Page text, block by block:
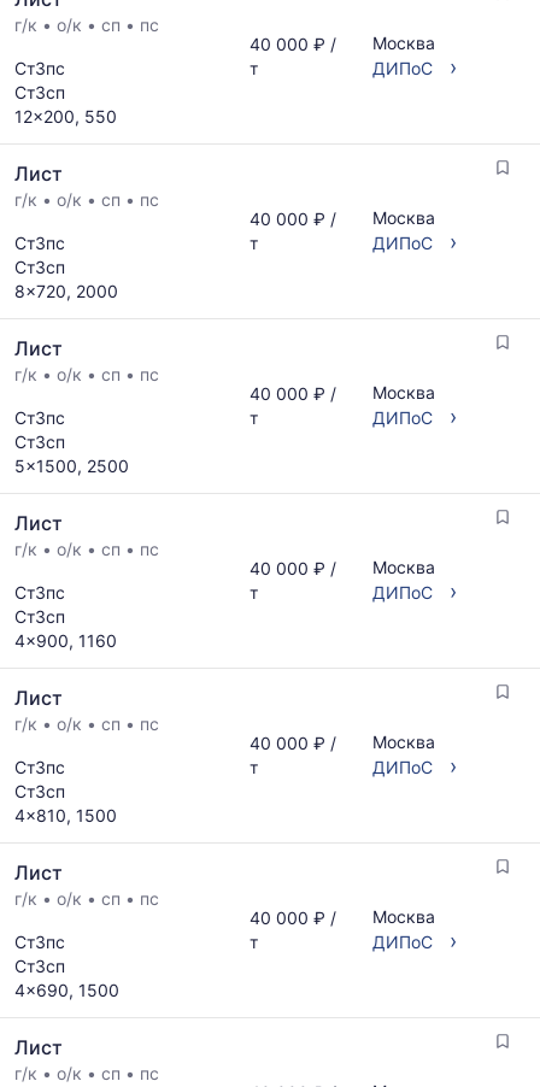
месяц.
Статистика
по
актуальным
предложениям
и
обновляется
по
обновления
прайс-
листов.
поставщиков
запросу
г/к • о/к • сп • пс
Ст3пс
Ст3сп
12x200, 550
40 000 ₽ /
т
Москва
ДИПоС
›
Лист
г/к • о/к • сп • пс
Ст3пс
Ст3сп
8x720, 2000
40 000 ₽ /
т
Москва
ДИПоС
›
Лист
г/к • о/к • сп • пс
Ст3пс
Ст3сп
5x1500, 2500
40 000 ₽ /
т
Москва
ДИПоС
›
Лист
г/к • о/к • сп • пс
Ст3пс
Ст3сп
4x900, 1160
40 000 ₽ /
т
Москва
ДИПоС
›
Лист
г/к • о/к • сп • пс
Ст3пс
Ст3сп
4x810, 1500
40 000 ₽ /
т
Москва
ДИПоС
›
Лист
г/к • о/к • сп • пс
Ст3пс
Ст3сп
4x690, 1500
40 000 ₽ /
т
Москва
ДИПоС
›
Лист
г/к • о/к • сп • пс